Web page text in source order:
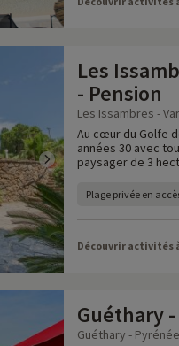
Les
- Pension
Les Issambres -
Au cœur du Golfe
années 30 avec
paysager de 3
Plage privée en
Découvrir activités
Guéthary
Guéthary -